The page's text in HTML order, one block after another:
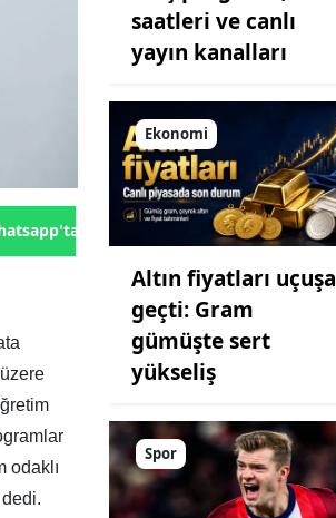
Gönder
odaklı
saatleri ve canlı
yayın kanalları
Ekonomi
Altın fiyatları uçuşa
geçti: Gram
gümüşte sert
yükseliş
Spor